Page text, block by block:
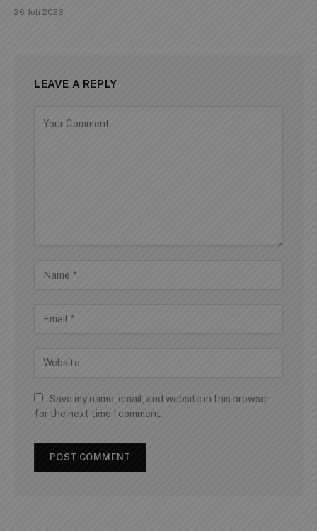
26 Juli 2026
LEAVE A REPLY
Save my name, email, and website in this browser
for the next time I comment.